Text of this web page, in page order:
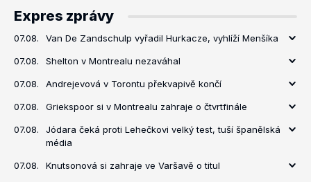
Expres zprávy
07.08. Van De Zandschulp vyřadil Hurkacze, vyhlíží Menšíka
07.08. Shelton v Montrealu nezaváhal
07.08. Andrejevová v Torontu překvapivě končí
07.08. Griekspoor si v Montrealu zahraje o čtvrtfinále
07.08.
Jódara čeká proti Lehečkovi velký test, tuší španělská
média
07.08. Knutsonová si zahraje ve Varšavě o titul